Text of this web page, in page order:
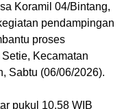
Koramil 04/Bintang,
pendampingan
proses
Kecamatan
Sabtu (06/06/2026).
pukul 10.58 WIB